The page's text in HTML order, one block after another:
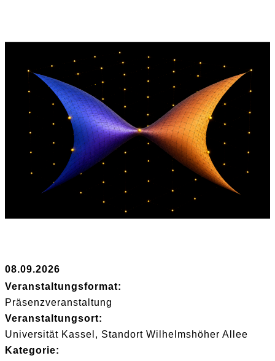
08.09.2026
Veranstaltungsformat:
Präsenzveranstaltung
Veranstaltungsort:
Universität Kassel, Standort Wilhelmshöher Allee
Kategorie: